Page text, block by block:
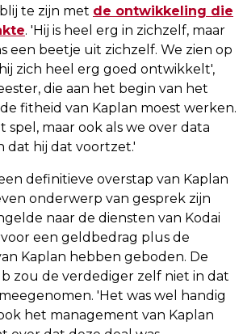
te zijn met de ontwikkeling die
. 'Hij is heel erg in zichzelf, maar
een beetje uit zichzelf. We zien op
zich heel erg goed ontwikkelt',
die aan het begin van het
fitheid van Kaplan moest werken.
spel, maar ook als we over data
dat hij dat voortzet.'
definitieve overstap van Kaplan
onderwerp van gesprek zijn
naar de diensten van Kodai
een geldbedrag plus de
Kaplan hebben geboden. De
zou de verdediger zelf niet in dat
'Het was wel handig
het management van Kaplan